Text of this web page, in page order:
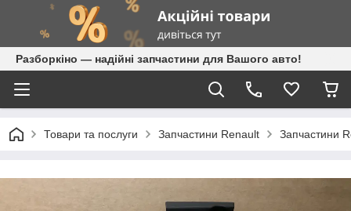
Разборкіно — надійні запчастини для Вашого авто!
Товари та послуги Запчастини Renault Запчастини